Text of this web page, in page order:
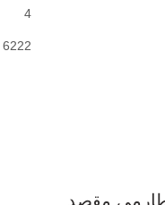
4
6222
طارمی مقصد